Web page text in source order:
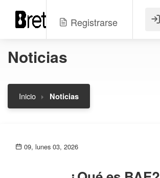
Registrarse
Noticias
Inicio Noticias
09, lunes 03, 2026